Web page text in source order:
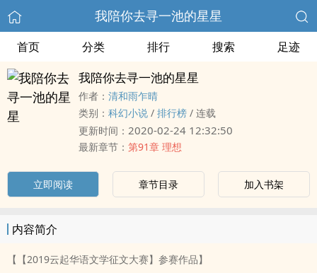
我陪你去寻一池的星星
首页 分类 排行 搜索 足迹
我陪你去寻一池的星星
作者： 清和雨乍晴
类别： 科幻小说 / 排行榜 / 连载
更新时间： 2020-02-24 12:32:50
最新章节： 第91章 理想
立即阅读 章节目录 加入书架
内容简介
【【2019云起华语文学征文大赛】参赛作品】